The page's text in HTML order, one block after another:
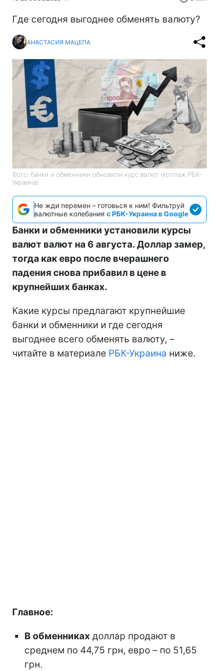
Где сегодня выгоднее обменять валюту?
АНАСТАСИЯ МАЦЕПА
Фото: банки и обменники обновили курс валют (коллаж РБК-
Украина)
Не жди перемен – готовься к ним! Фильтруй
валютные колебания с РБК-Украина в Google
Банки и обменники установили курсы
валют валют на 6 августа. Доллар замер,
тогда как евро после вчерашнего
падения снова прибавил в цене в
крупнейших банках.
Какие курсы предлагают крупнейшие
банки и обменники и где сегодня
выгоднее всего обменять валюту, –
читайте в материале РБК-Украина ниже.
Главное:
В обменниках доллар продают в
среднем по 44,75 грн, евро – по 51,65
грн.